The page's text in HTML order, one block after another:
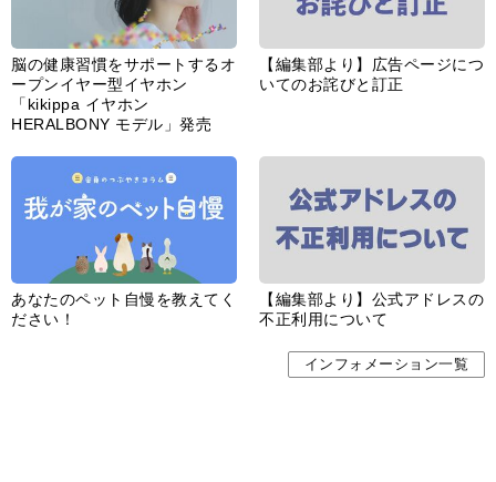
サイトポリシー／データの収集と利用について
「ｆｆ倶楽部」会員規約
「ｆｆ倶楽部」よくあるご質問
CHUOKORON-SHINSHA,INC.All right reserved